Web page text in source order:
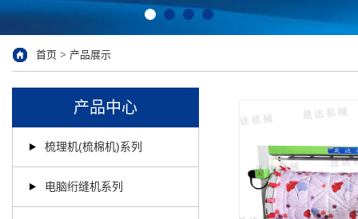
首页 > 产品展示
产品中心
梳理机(梳棉机)系列
电脑绗缝机系列